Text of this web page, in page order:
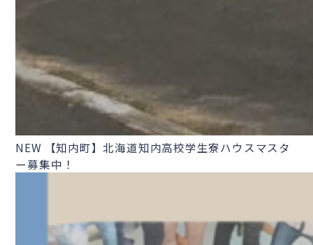
NEW 【知内町】北海道知内高校学生寮ハウスマスタ
ー募集中！